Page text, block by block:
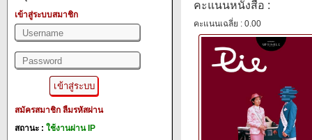
เข้าสู่ระบบสมาชิก
สมัครสมาชิก ลืมรหัสผ่าน
สถานะ : ใช้งานผ่าน IP
คะแนนหนังสือ :
คะแนนเฉลี่ย : 0.00